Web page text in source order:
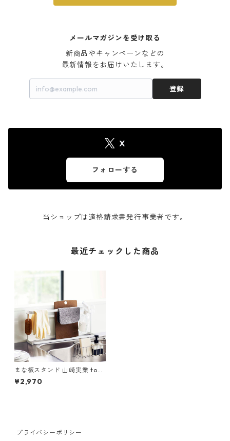
メールマガジンを受け取る
新商品やキャンペーンなどの
最新情報をお届けいたします。
登録
X
フォローする
当ショップは適格請求書発行事業者です。
最近チェックした商品
まな板スタンド 山崎実業 tow
er タワー キッチンまな板＆ト
レースタンド ホワイト
¥2,970
プライバシーポリシー